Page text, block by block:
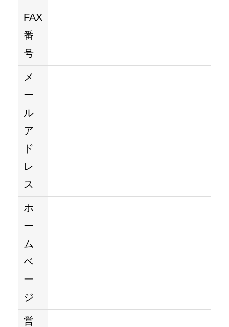
FAX
番
号
メ
ー
ル
ア
ド
レ
ス
ホ
ー
ム
ペ
ー
ジ
営